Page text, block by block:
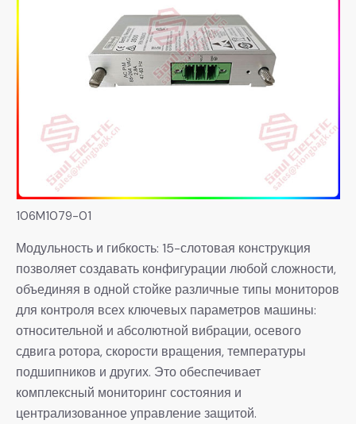
106M1079-01
Модульность и гибкость: 15-слотовая конструкция
позволяет создавать конфигурации любой сложности,
объединяя в одной стойке различные типы мониторов
для контроля всех ключевых параметров машины:
относительной и абсолютной вибрации, осевого
сдвига ротора, скорости вращения, температуры
подшипников и других. Это обеспечивает
комплексный мониторинг состояния и
централизованное управление защитой.